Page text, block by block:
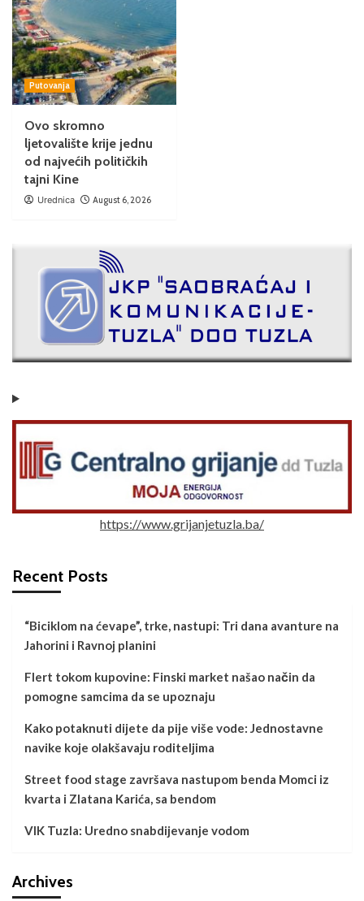
Putovanja
Ovo skromno
ljetovalište krije jednu
od najvećih političkih
tajni Kine
Urednica August 6, 2026
https://www.grijanjetuzla.ba/
Recent Posts
“Biciklom na ćevape”, trke, nastupi: Tri dana avanture na
Jahorini i Ravnoj planini
Flert tokom kupovine: Finski market našao način da
pomogne samcima da se upoznaju
Kako potaknuti dijete da pije više vode: Jednostavne
navike koje olakšavaju roditeljima
Street food stage završava nastupom benda Momci iz
kvarta i Zlatana Karića, sa bendom
VIK Tuzla: Uredno snabdijevanje vodom
Archives